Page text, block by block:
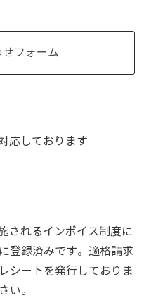
フォーム
応しております
されるインボイス制度に
登録済みです。適格請求
シートを発行しておりま
い。